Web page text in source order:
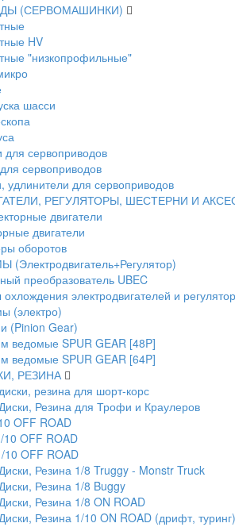
(СЕРВОМАШИНКИ)
HV
"низкопрофильные"
шасси
для сервоприводов
сервоприводов
удлинители для сервоприводов
РЕГУЛЯТОРЫ, ШЕСТЕРНИ И
двигатели
двигатели
оборотов
преобразователь UBEC
электродвигателей и
(электро)
(Pinion Gear)
ведомые SPUR GEAR [48P]
ведомые SPUR GEAR [64P]
РЕЗИНА
резина для шорт-корс
Резина для Трофи и Краулеров
OFF ROAD
10 OFF ROAD
10 OFF ROAD
Резина 1/8 Truggy - Monstr Truck
Резина 1/8 Buggy
Резина 1/8 ON ROAD
Резина 1/10 ON ROAD (дрифт, туринг)